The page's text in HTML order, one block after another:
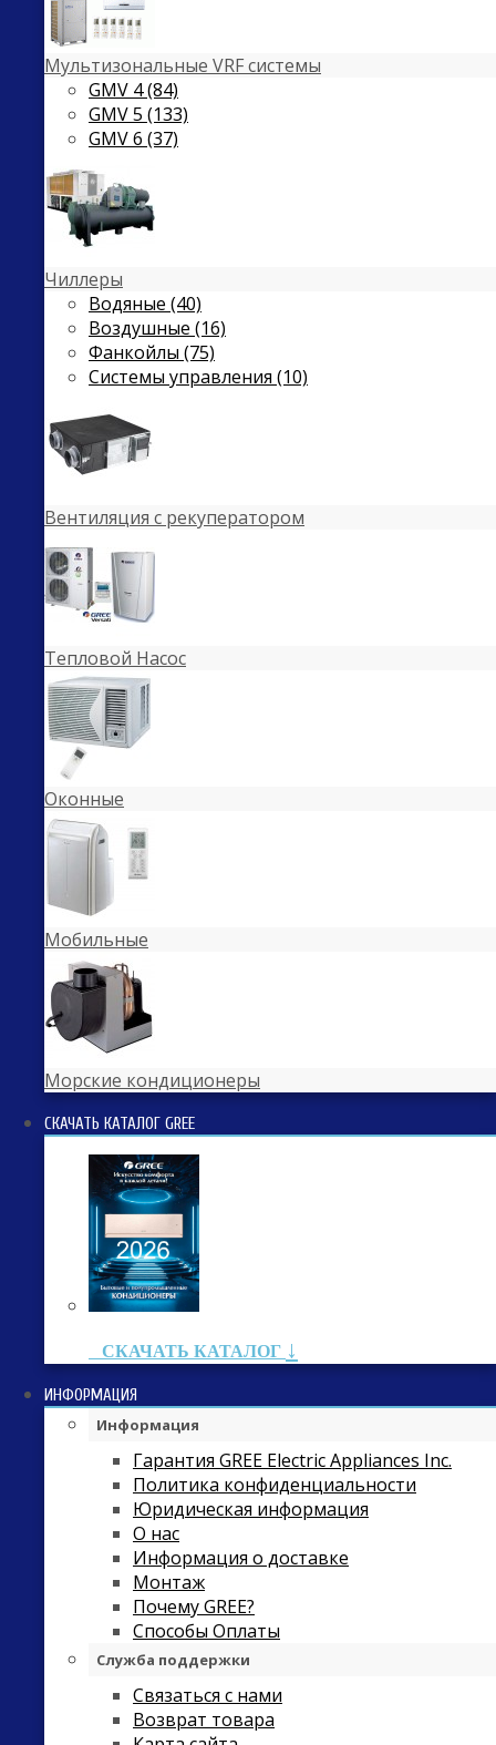
Мультизональные VRF системы
GMV 4 (84)
GMV 5 (133)
GMV 6 (37)
Чиллеры
Водяные (40)
Воздушные (16)
Фанкойлы (75)
Системы управления (10)
Вентиляция с рекуператором
Тепловой Насос
Оконные
Мобильные
Морские кондиционеры
СКАЧАТЬ КАТАЛОГ GREE
СКАЧАТЬ КАТАЛОГ ↓
ИНФОРМАЦИЯ
Информация
Гарантия GREE Electric Appliances Inc.
Политика конфиденциальности
Юридическая информация
О нас
Информация о доставке
Монтаж
Почему GREE?
Способы Оплаты
Служба поддержки
Связаться с нами
Возврат товара